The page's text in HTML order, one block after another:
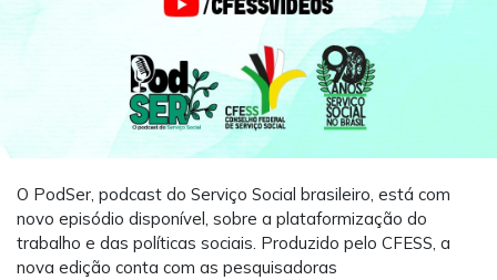
O PodSer, podcast do Serviço Social brasileiro, está com
novo episódio disponível, sobre a plataformização do
trabalho e das políticas sociais. Produzido pelo CFESS, a
nova edição conta com as pesquisadoras